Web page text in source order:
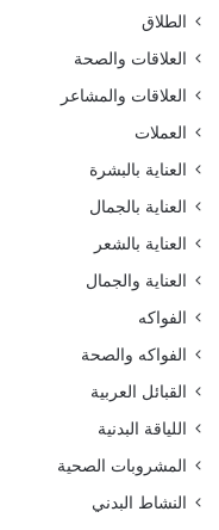
الطلاق
العلاقات والصحة
العلاقات والمشاعر
العملات
العناية بالبشرة
العناية بالجمال
العناية بالشعر
العناية والجمال
الفواكه
الفواكه والصحة
القبائل العربية
اللياقة البدنية
المشروبات الصحية
النشاط البدني